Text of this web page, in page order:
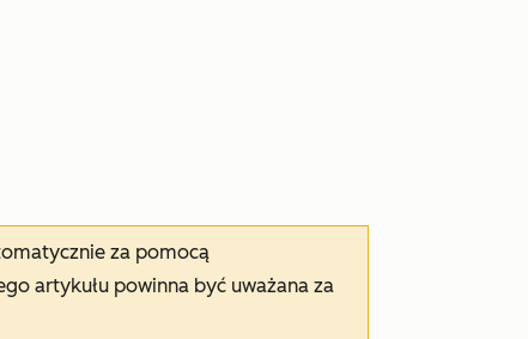
za pomocą
artykułu powinna być uważana za